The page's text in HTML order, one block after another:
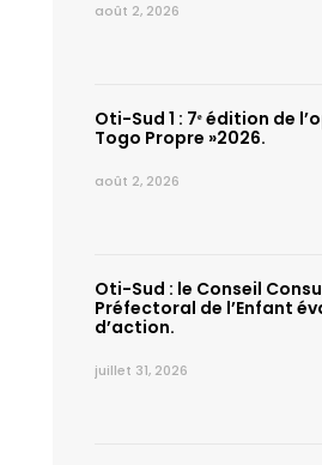
août 2, 2026
Oti-Sud 1 : 7ᵉ édition de
Togo Propre »2026.
août 2, 2026
Oti-Sud : le Conseil
Préfectoral de l’Enfant
d’action.
juillet 31, 2026